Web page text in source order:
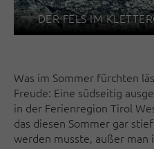
DER FELS IM
Was im Sommer fürchten
Freude: Eine südseitig
in der Ferienregion Tirol
das diesen Sommer gar
werden musste, außer man